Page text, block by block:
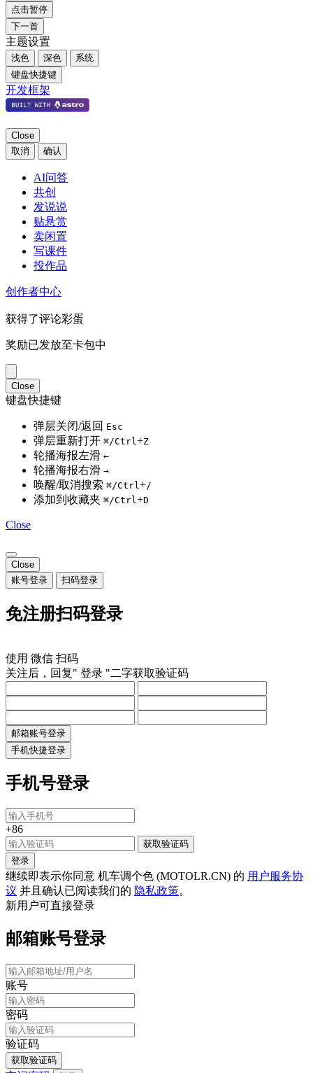
点击暂停
下一首
主题设置
浅色 深色
系统
键盘快捷键
开发框架
Close
取消
确认
AI问答
共创
发说说
贴悬赏
卖闲置
写课件
投作品
创作者中心
获得了评论彩蛋
奖励已发放至卡包中
Close
键盘快捷键
弹层关闭/返回 Esc
弹层重新打开 ⌘/Ctrl+Z
轮播海报左滑 ←
轮播海报右滑 →
唤醒/取消搜索 ⌘/Ctrl+/
添加到收藏夹 ⌘/Ctrl+D
Close
Close
账号登录
扫码登录
免注册扫码登录
使用 微信 扫码
关注后，回复" 登录 "二字获取验证码
邮箱账号登录
手机快捷登录
手机号登录
+86
获取验证码
登录
继续即表示你同意 机车调个色 (MOTOLR.CN) 的 用户服务协
议 并且确认已阅读我们的 隐私政策。
新用户可直接登录
邮箱账号登录
账号
密码
验证码
获取验证码